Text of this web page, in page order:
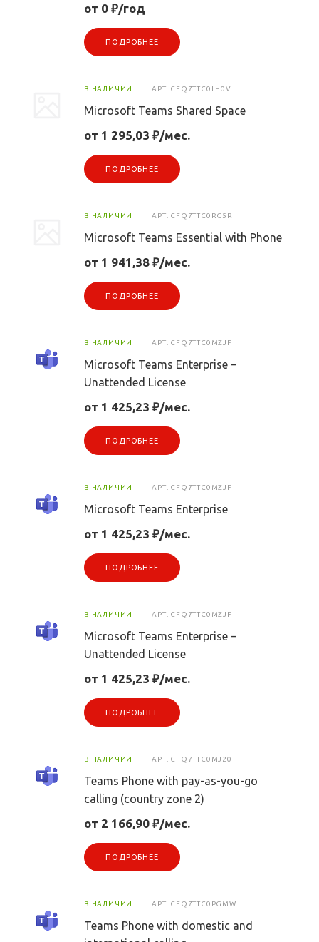
от 0 ₽/год
ПОДРОБНЕЕ
В НАЛИЧИИ АРТ. CFQ7TTC0LH0V
Microsoft Teams Shared Space
от 1 295,03 ₽/мес.
ПОДРОБНЕЕ
В НАЛИЧИИ АРТ. CFQ7TTC0RC5R
Microsoft Teams Essential with Phone
от 1 941,38 ₽/мес.
ПОДРОБНЕЕ
В НАЛИЧИИ АРТ. CFQ7TTC0MZJF
Microsoft Teams Enterprise –
Unattended License
от 1 425,23 ₽/мес.
ПОДРОБНЕЕ
В НАЛИЧИИ АРТ. CFQ7TTC0MZJF
Microsoft Teams Enterprise
от 1 425,23 ₽/мес.
ПОДРОБНЕЕ
В НАЛИЧИИ АРТ. CFQ7TTC0MZJF
Microsoft Teams Enterprise –
Unattended License
от 1 425,23 ₽/мес.
ПОДРОБНЕЕ
В НАЛИЧИИ АРТ. CFQ7TTC0MJ20
Teams Phone with pay-as-you-go
calling (country zone 2)
от 2 166,90 ₽/мес.
ПОДРОБНЕЕ
В НАЛИЧИИ АРТ. CFQ7TTC0PGMW
Teams Phone with domestic and